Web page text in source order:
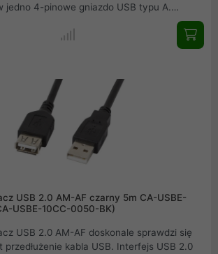
jedno 4-pinowe gniazdo USB typu A.
przy konieczności przedłużenia
komputerem a drukarką, skanerem i innymi
USB 2.0 AM-AF czarny 5m CA-USBE-
USBE-10CC-0050-BK)
USB 2.0 AM-AF doskonale sprawdzi się
kabla USB. Interfejs USB 2.0